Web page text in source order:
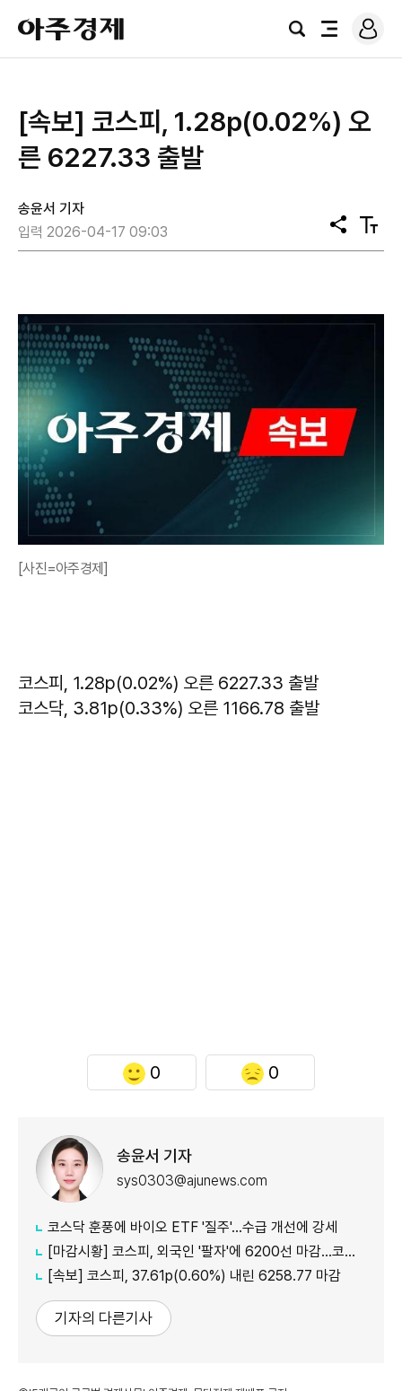
아
주
경
검
전
로
그
[속보] 코스피, 1.28p(0.02%) 오
른 6227.33 출발
송윤서 기자
입력 2026-04-17 09:03
공
유
텍
스
[사진=아주경제]
코스피, 1.28p(0.02%) 오른 6227.33 출발
코스닥, 3.81p(0.33%) 오른 1166.78 출발
0 0
송윤서 기자
sys0303@ajunews.com
코스닥 훈풍에 바이오 ETF '질주'…수급 개선에 강세
[마감시황] 코스피, 외국인 '팔자'에 6200선 마감…코스닥도 하락
[속보] 코스피, 37.61p(0.60%) 내린 6258.77 마감
기자의 다른기사